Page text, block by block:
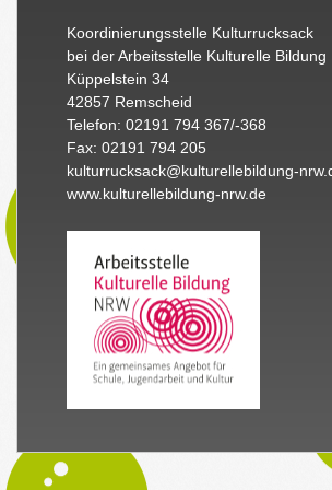
Koordinierungsstelle Kulturrucksack
bei der Arbeitsstelle Kulturelle Bildung
Küppelstein 34
42857 Remscheid
Telefon: 02191 794 367/-368
Fax: 02191 794 205
kulturrucksack@kulturellebildung-
www.kulturellebildung-nrw.de